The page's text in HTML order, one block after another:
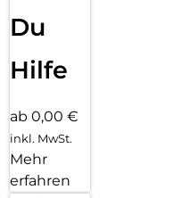
Du
Hilfe
ab 0,00 €
inkl. MwSt.
Mehr
erfahren